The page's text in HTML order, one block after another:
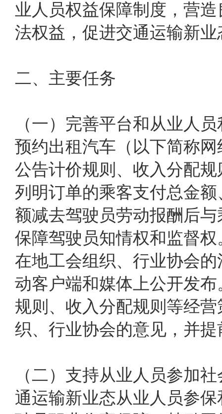
业人员权益保障制度，营
法权益，促进交通运输新
二、主要任务
（一）完善平台和从业人
预约出租汽车（以下简称
公告计价规则、收入分配
列明订单的乘客支付总金
额减去驾驶员劳动报酬后
保障驾驶员知情权和监督
在地工会组织、行业协会
动客户端和媒体上公开发
规则、收入分配规则等经
织、行业协会的意见，并
（二）支持从业人员参加
通运输新业态从业人员参